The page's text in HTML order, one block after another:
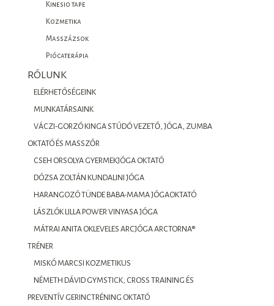
Kinesio tape
Kozmetika
Masszázsok
Piócaterápia
RÓLUNK
ELÉRHETŐSÉGEINK
MUNKATÁRSAINK
VÁCZI-GORZÓ KINGA STÚDÓ VEZETŐ, JÓGA, ZUMBA
OKTATÓ ÉS MASSZŐR
CSEH ORSOLYA GYERMEKJÓGA OKTATÓ
DÓZSA ZOLTÁN KUNDALINI JÓGA
HARANGOZÓ TÜNDE BABA-MAMA JÓGAOKTATÓ
LÁSZLÓK LILLA POWER VINYASA JÓGA
MÁTRAI ANITA OKLEVELES ARCJÓGA ARCTORNA®
TRÉNER
MISKÓ MARCSI KOZMETIKUS
NÉMETH DÁVID GYMSTICK, CROSS TRAINING ÉS
PREVENTÍV GERINCTRÉNING OKTATÓ